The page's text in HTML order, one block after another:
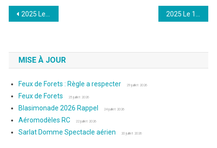
Navigation
l’article
2025 Le 06 Avril : Photos de Laurence
MISE À JOUR
Feux de Forets : Règle a respecter 29 juillet 2026
Feux de Forets 25 juillet 2026
Blasimonade 2026 Rappel 24 juillet 2026
Aéromodèles RC 22 juillet 2026
Sarlat Domme Spectacle aérien 20 juillet 2026